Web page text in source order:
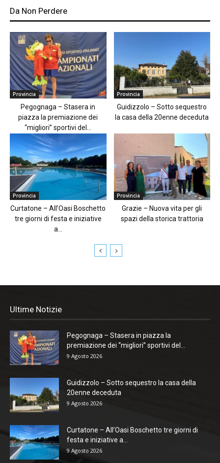
Da Non Perdere
Provincia
Pegognaga – Stasera in
piazza la premiazione dei
“migliori” sportivi del...
Provincia
Guidizzolo – Sotto sequestro
la casa della 20enne deceduta
Provincia
Curtatone – All’Oasi Boschetto
tre giorni di festa e iniziative
a...
Provincia
Grazie – Nuova vita per gli
spazi della storica trattoria
Ultime Notizie
Pegognaga – Stasera in piazza la
premiazione dei “migliori” sportivi del...
9 Agosto 2026
Guidizzolo – Sotto sequestro la casa della
20enne deceduta
9 Agosto 2026
Curtatone – All’Oasi Boschetto tre giorni di
festa e iniziative a...
9 Agosto 2026